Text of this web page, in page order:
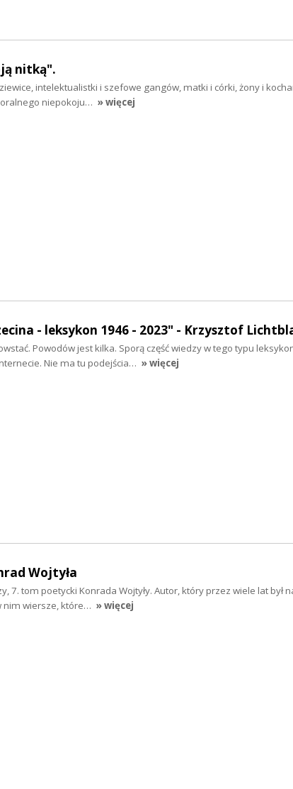
nitką".
intelektualistki i szefowe gangów, matki i córki, żony i
niepokoju… » więcej
- leksykon 1946 - 2023" - Krzysztof
Powodów jest kilka. Sporą część wiedzy w tego typu
Nie ma tu podejścia… » więcej
Wojtyła
7. tom poetycki Konrada Wojtyły. Autor, który przez wiele lat był
nim wiersze, które… » więcej